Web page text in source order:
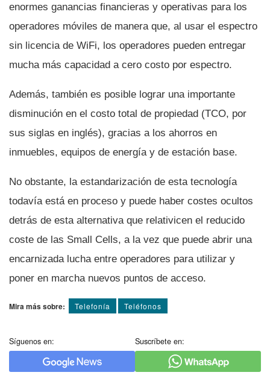
enormes ganancias financieras y operativas para los
operadores móviles de manera que, al usar el espectro
sin licencia de WiFi, los operadores pueden entregar
mucha más capacidad a cero costo por espectro.
Además, también es posible lograr una importante
disminución en el costo total de propiedad (TCO, por
sus siglas en inglés), gracias a los ahorros en
inmuebles, equipos de energí­a y de estación base.
No obstante, la estandarización de esta tecnologí­a
todaví­a está en proceso y puede haber costes ocultos
detrás de esta alternativa que relativicen el reducido
coste de las Small Cells, a la vez que puede abrir una
encarnizada lucha entre operadores para utilizar y
poner en marcha nuevos puntos de acceso.
Mira más sobre: Telefoní­a Teléfonos
Síguenos en: Suscríbete en: